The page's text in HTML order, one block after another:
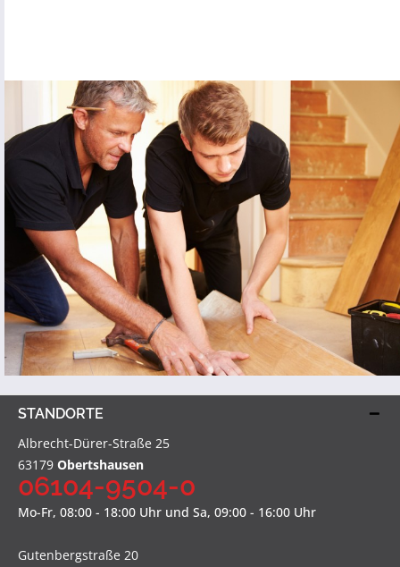
STANDORTE
Albrecht-Dürer-Straße 25
63179 Obertshausen
06104-9504-0
Mo-Fr, 08:00 - 18:00 Uhr und Sa, 09:00 - 16:00 Uhr
Gutenbergstraße 20